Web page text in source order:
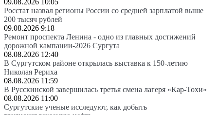
Росстат назвал регионы России со средней зарплатой выше
200 тысяч рублей
09.08.2026 9:18
Ремонт проспекта Ленина - одно из главных достижений
дорожной кампании-2026 Сургута
08.08.2026 12:40
В Сургутском районе открылась выставка к 150-летию
Николая Рериха
08.08.2026 11:59
В Русскинской завершилась третья смена лагеря «Кар-Тохи»
08.08.2026 11:00
Сургутские ученые исследуют, как добыть